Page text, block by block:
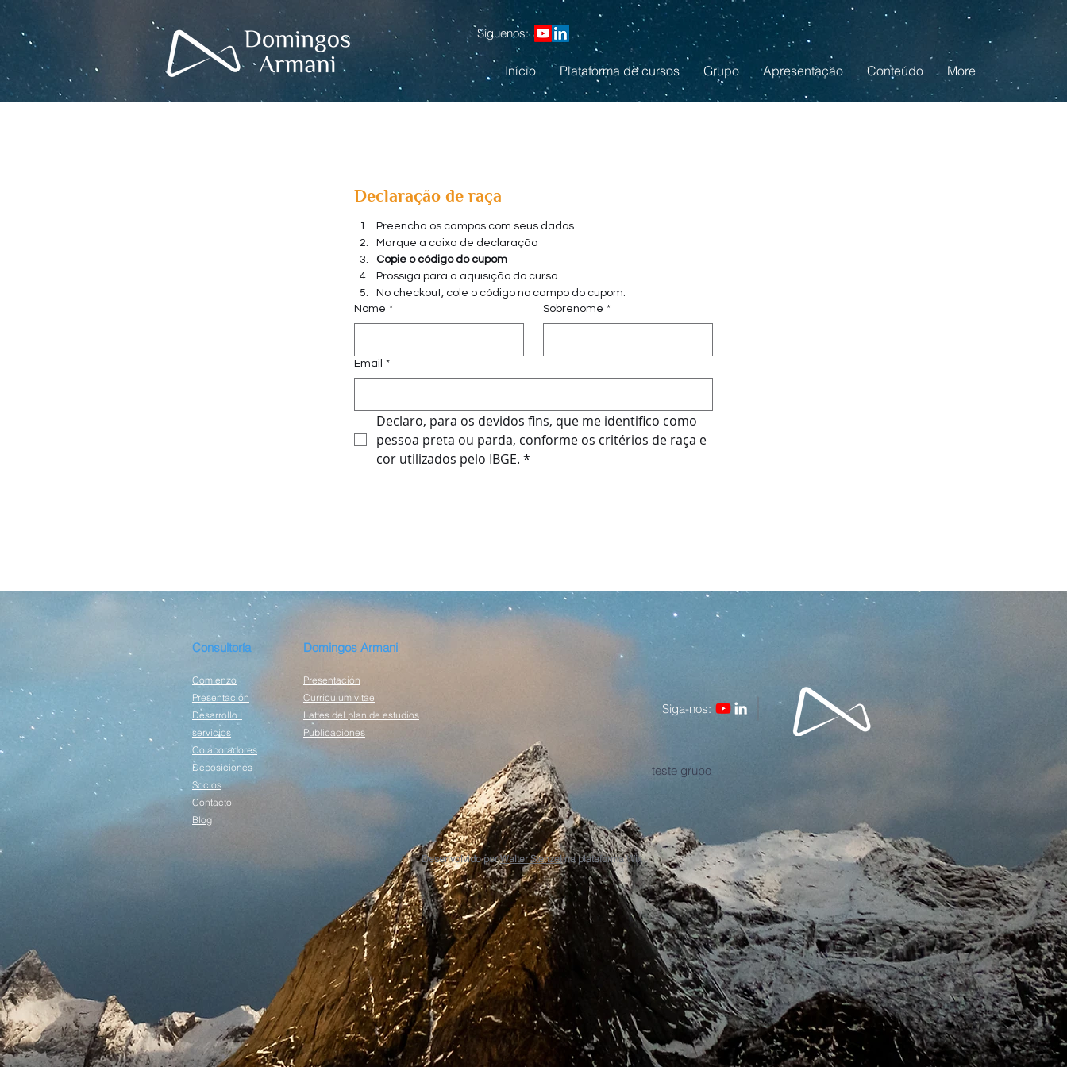
Síguenos:
Início Plataforma de cursos Grupo Apresentação Conteúdo More
Declaração de raça
Preencha os campos com seus dados
Marque a caixa de declaração
Copie o código do cupom
Prossiga para a aquisição do curso
No checkout, cole o código no campo do cupom.
Nome * Sobrenome *
Email *
Declaro, para os devidos fins, que me identifico como
pessoa preta ou parda, conforme os critérios de raça e
cor utilizados pelo IBGE. *
Consultoría
Comienzo
Presentación
Desarrollo I
servicios
Colaboradores
Deposiciones
Socios
Contacto
Blog
Domingos Armani
Presentación
Curriculum vitae
Lattes del plan de estudios
Publicaciones
Siga-nos:
teste grupo
Desenvolvido porWalter Stenzelna plataforma Wix